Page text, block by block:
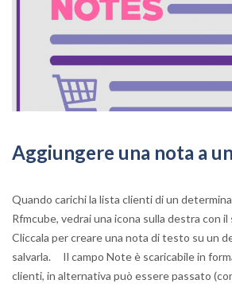
Aggiungere una nota a
Quando carichi la lista clienti di un
Rfmcube, vedrai una icona sulla destra con
Cliccala per creare una nota di testo su un
salvarla. Il campo Note è scaricabile in
clienti, in alternativa può essere passato